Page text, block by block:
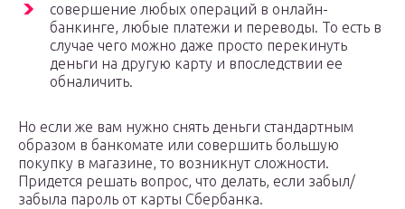
совершение любых операций в онлайн-
банкинге, любые платежи и переводы. То есть в
случае чего можно даже просто перекинуть
деньги на другую карту и впоследствии ее
обналичить.
Но если же вам нужно снять деньги стандартным
образом в банкомате или совершить большую
покупку в магазине, то возникнут сложности.
Придется решать вопрос, что делать, если забыл/
забыла пароль от карты Сбербанка.